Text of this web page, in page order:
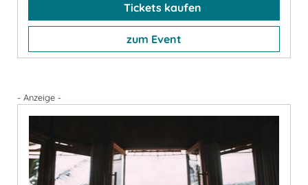
Tickets kaufen
zum Event
- Anzeige -